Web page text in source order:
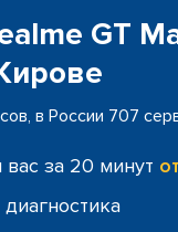
GT
в России 707
за 20 минут